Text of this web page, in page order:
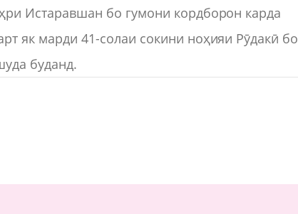
Истаравшан бо гумони кордборон карда
як марди 41-солаи сокини ноҳияи Рӯдакӣ бо
буданд.